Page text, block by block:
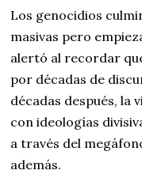
Los genocidios
masivas pero
alertó al recordar
por décadas de
décadas después, la
con ideologías
a través del
además.